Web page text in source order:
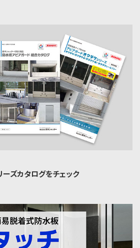
ズカタログをチェック